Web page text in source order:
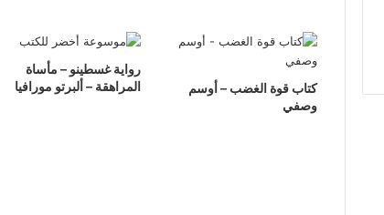
كتاب قوة الغضب – أوسم
وصفي
رواية غسطينو – مأساة
المراهقة – ألبرتو مورافيا